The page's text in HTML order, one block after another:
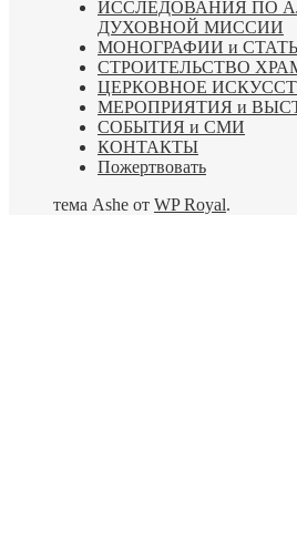
ИССЛЕДОВАНИЯ ПО
ДУХОВНОЙ МИССИИ
МОНОГРАФИИ и
СТРОИТЕЛЬСТВО
ЦЕРКОВНОЕ
МЕРОПРИЯТИЯ и
СОБЫТИЯ и СМИ
КОНТАКТЫ
Пожертвовать
тема Ashe от WP Royal.